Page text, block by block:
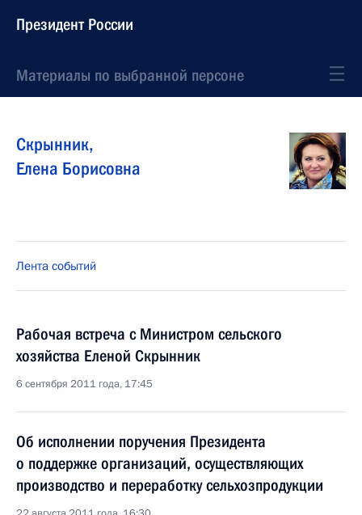
Президент России
Материалы по выбранной персоне
Скрынник,
Елена Борисовна
Лента событий
Рабочая встреча с Министром сельского
хозяйства Еленой Скрынник
6 сентября 2011 года, 17:45
Об исполнении поручения Президента
о поддержке организаций, осуществляющих
производство и переработку сельхозпродукции